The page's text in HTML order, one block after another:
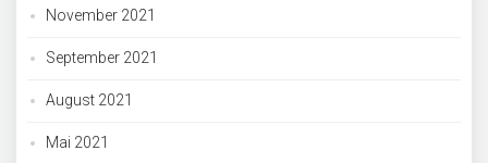
November 2021
September 2021
August 2021
Mai 2021